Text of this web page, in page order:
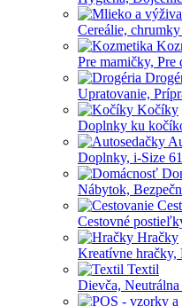
Cereálie, chrumky
Pre mamičky, Pre
Upratovanie,
Kočíky
Doplnky ku
Doplnky, i-Size
Nábytok,
Cestovné
Hračky
Kreatívne hračky,
Textil
Dievča,